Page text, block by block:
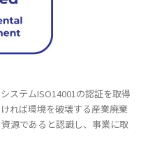
ステムISO14001の認証を取得
れば環境を破壊する産業廃棄
源であると認識し、事業に取